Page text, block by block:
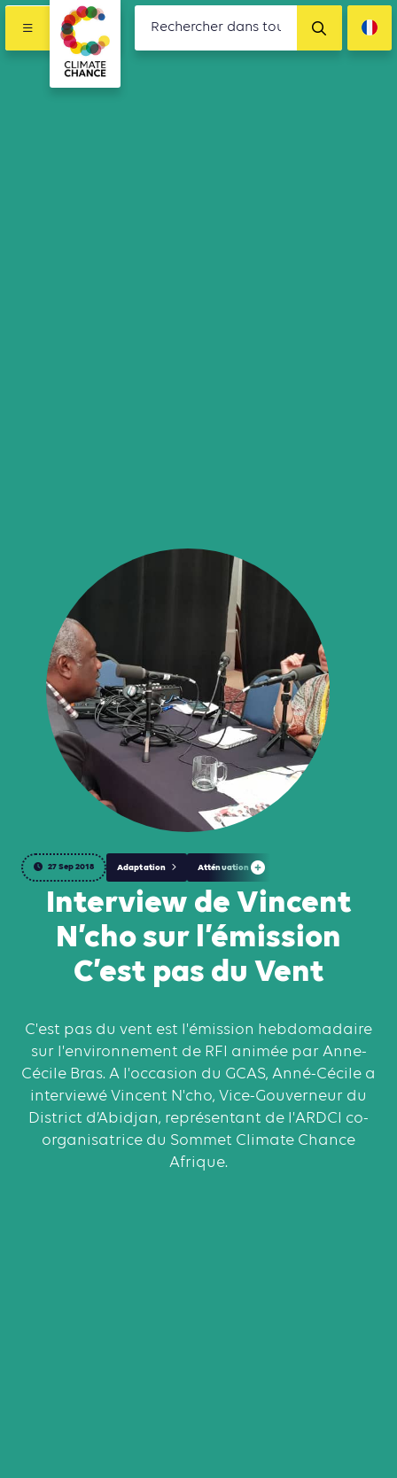
27 Sep 2018 Adaptation Atténuation
Interview de Vincent
N’cho sur l’émission
C’est pas du Vent
C'est pas du vent est l'émission hebdomadaire
sur l'environnement de RFI animée par Anne-
Cécile Bras. A l'occasion du GCAS, Anné-Cécile a
interviewé Vincent N'cho, Vice-Gouverneur du
District d’Abidjan, représentant de l'ARDCI co-
organisatrice du Sommet Climate Chance
Afrique.